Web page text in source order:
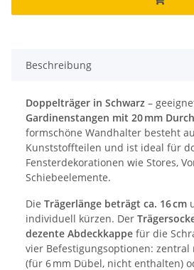
Beschreibung
Doppelträger in Schwarz –
Gardinenstangen mit 20 mm
formschöne Wandhalter besteht
Kunststoffteilen und ist ideal für
Fensterdekorationen wie Stores,
Schiebeelemente.
Die Trägerlänge beträgt ca. 16 cm
individuell kürzen. Der
dezente Abdeckkappe für die
vier Befestigungsoptionen: zentral
(für 6 mm Dübel, nicht enthalten)